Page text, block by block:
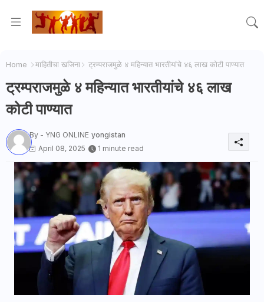
Home माहितीचा खजिना ट्रम्पराजमुळे ४ महिन्यात भारतीयांचे ४६ लाख कोटी पाण्यात
ट्रम्पराजमुळे ४ महिन्यात भारतीयांचे ४६ लाख
कोटी पाण्यात
By - YNG ONLINE yongistan
April 08, 2025
1 minute read